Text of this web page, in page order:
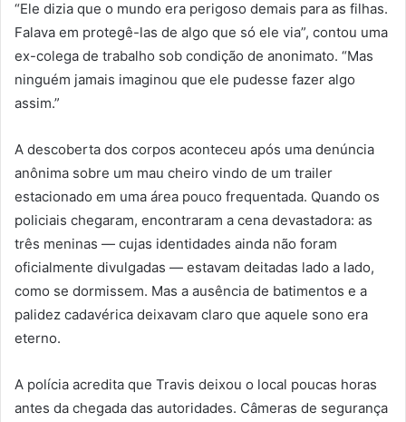
“Ele dizia que o mundo era perigoso demais para as filhas.
Falava em protegê-las de algo que só ele via”, contou uma
ex-colega de trabalho sob condição de anonimato. “Mas
ninguém jamais imaginou que ele pudesse fazer algo
assim.”
A descoberta dos corpos aconteceu após uma denúncia
anônima sobre um mau cheiro vindo de um trailer
estacionado em uma área pouco frequentada. Quando os
policiais chegaram, encontraram a cena devastadora: as
três meninas — cujas identidades ainda não foram
oficialmente divulgadas — estavam deitadas lado a lado,
como se dormissem. Mas a ausência de batimentos e a
palidez cadavérica deixavam claro que aquele sono era
eterno.
A polícia acredita que Travis deixou o local poucas horas
antes da chegada das autoridades. Câmeras de segurança